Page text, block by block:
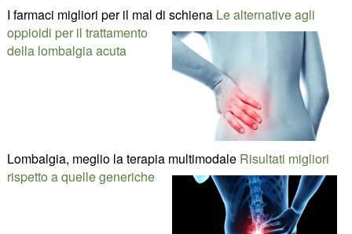
I farmaci migliori per il mal di schiena Le alternative agli
oppioidi per il trattamento
della lombalgia acuta
Lombalgia, meglio la terapia multimodale Risultati migliori
rispetto a quelle generiche